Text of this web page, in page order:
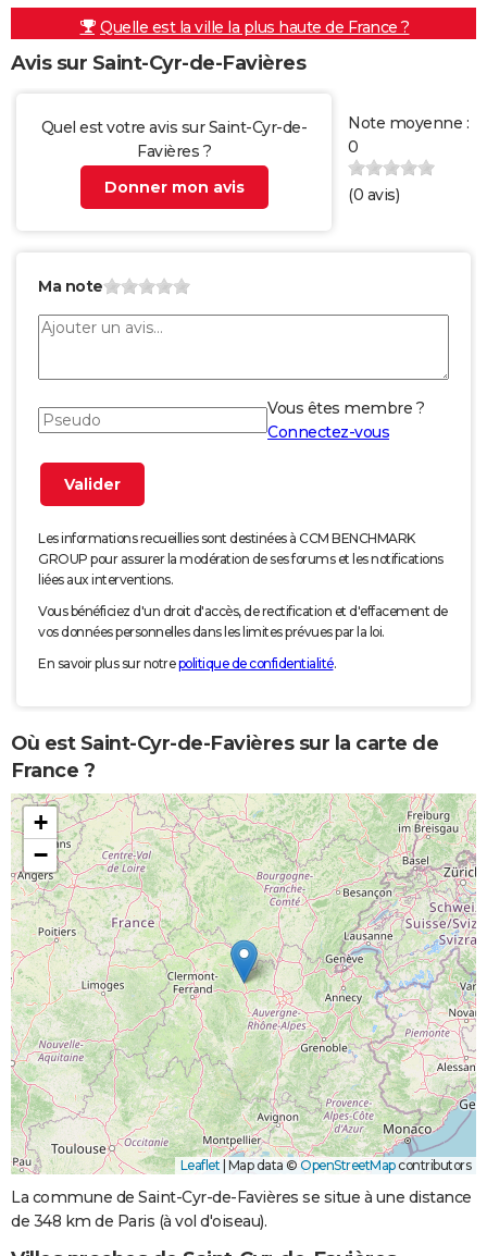
Quelle est la ville la plus haute de France ?
Avis sur Saint-Cyr-de-Favières
Quel est votre avis sur Saint-Cyr-de-
Favières ?
Donner mon avis
Note moyenne :
0
(0 avis)
Ma note
Vous êtes membre ?
Connectez-vous
Les informations recueillies sont destinées à CCM BENCHMARK
GROUP pour assurer la modération de ses forums et les notifications
liées aux interventions.
Vous bénéficiez d'un droit d'accès, de rectification et d'effacement de
vos données personnelles dans les limites prévues par la loi.
En savoir plus sur notrepolitique de confidentialité.
Où est Saint-Cyr-de-Favières sur la carte de
France ?
+
−
Leaflet Map data © OpenStreetMapcontributors
La commune de Saint-Cyr-de-Favières se situe à une distance
de 348 km de Paris (à vol d'oiseau).